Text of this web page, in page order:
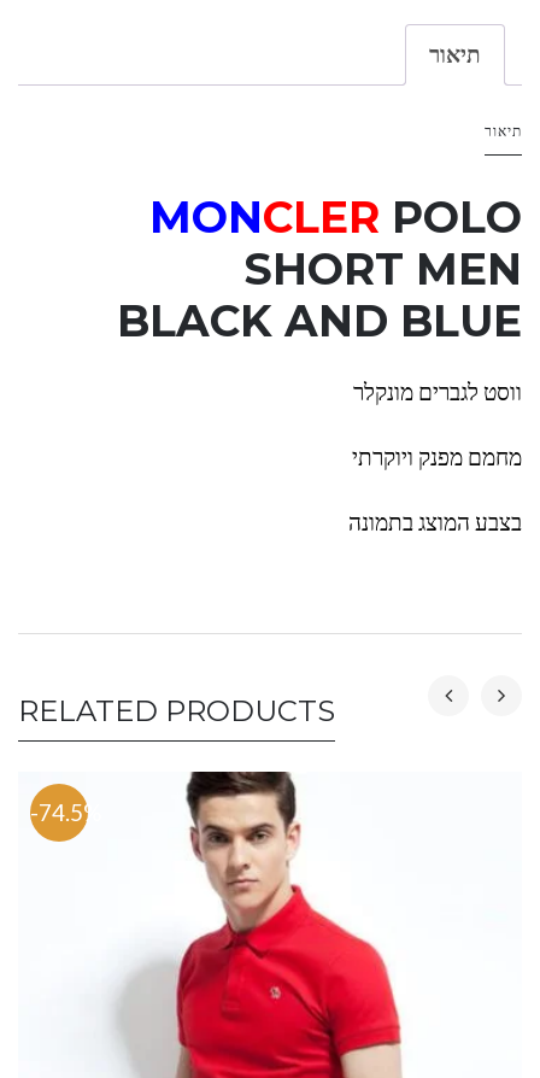
תיאור
תיאור
MONCLER POLO
SHORT MEN
BLACKAND BLUE
ווסט לגברים מונקלר
מחמם מפנק ויוקרתי
בצבע המוצג בתמונה
RELATED PRODUCTS
-74.5%